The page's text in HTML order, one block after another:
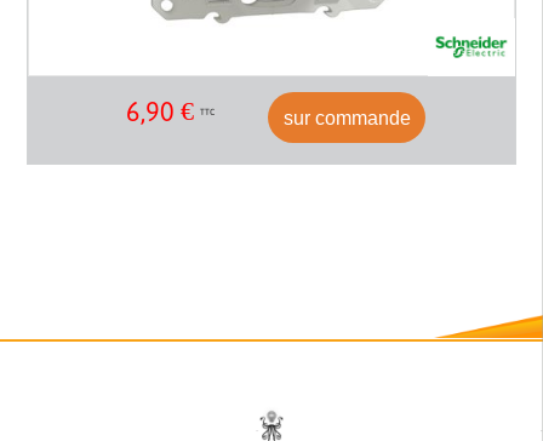
6,90 € TTC sur commande